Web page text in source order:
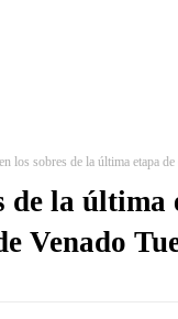
los sobres de la última etapa
de la última
Venado